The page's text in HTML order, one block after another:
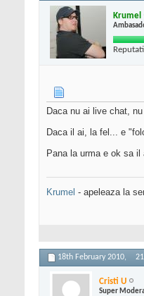
Krumel
Daca nu ai live chat,
Daca il ai, la fel... e
Pana la urma e ok sa
Krumel - apeleaza la
18th February 2010,
Cristi U
Super